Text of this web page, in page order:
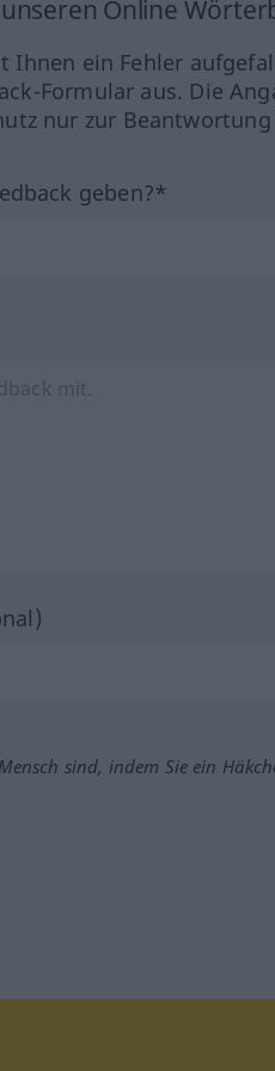
Online
Ihnen ein Fehler
Formular aus. Die
nur zur
geben?*
sind, indem Sie ein